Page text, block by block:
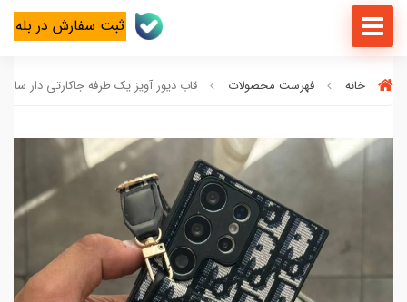
ثبت سفارش در بله
خانه فهرست محصولات قاب دیور آویز یک طرفه جاکارتی دار